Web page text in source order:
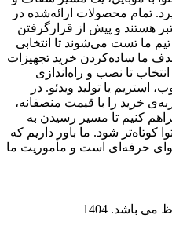
تمام محصولات ارائه‌شده در
هستند و پیش از قرارگرفتن
ما تست می‌شوند تا انتخابی
ما ساده‌کردن خرید تجهیزات
تا نصب و راه‌اندازی
استریم یا تولید ویدئو. در
خرید را با قیمت منصفانه،
کنیم تا مسیر رسیدن به
کوتاه‌تر شود. ما باور داریم که
حرفه‌ای است و مأموریت ما
می باشد. 1404